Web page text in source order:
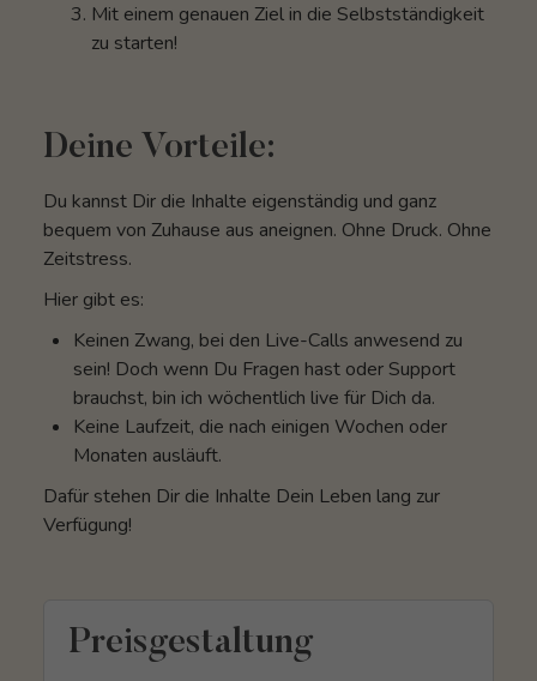
Mit einem genauen Ziel in die Selbstständigkeit
zu starten!
Deine Vorteile:
Du kannst Dir die Inhalte eigenständig und ganz
bequem von Zuhause aus aneignen. Ohne Druck. Ohne
Zeitstress.
Hier gibt es:
Keinen Zwang, bei den Live-Calls anwesend zu
sein! Doch wenn Du Fragen hast oder Support
brauchst, bin ich wöchentlich live für Dich da.
Keine Laufzeit, die nach einigen Wochen oder
Monaten ausläuft.
Dafür stehen Dir die Inhalte Dein Leben lang zur
Verfügung!
Preisgestaltung